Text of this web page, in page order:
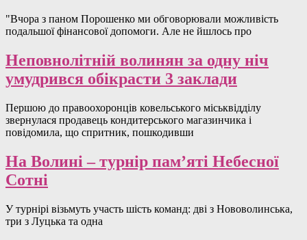
"Вчора з паном Порошенко ми обговорювали можливість
подальшої фінансової допомоги. Але не йшлось про
Неповнолітній волинян за одну ніч
умудрився обікрасти 3 заклади
Першою до правоохоронців ковельського міськвідділу
звернулася продавець кондитерського магазинчика і
повідомила, що спритник, пошкодивши
На Волині – турнір пам’яті Небесної
Сотні
У турнірі візьмуть участь шість команд: дві з Нововолинська,
три з Луцька та одна